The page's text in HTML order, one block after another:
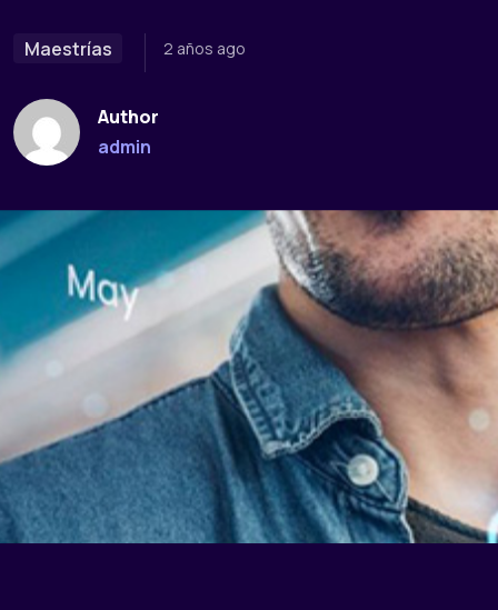
Maestrías 2 años ago
Author
admin